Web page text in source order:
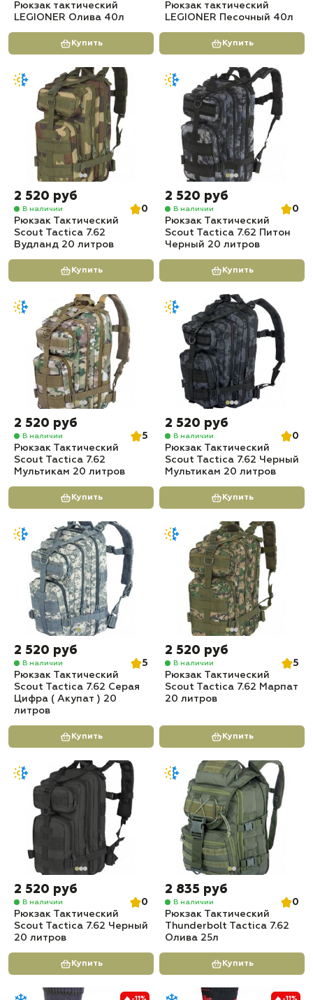
Рюкзак тактический
LEGIONER Олива 40л
Купить
Рюкзак тактический
LEGIONER Песочный 40л
Купить
2 520 руб
В наличии
0
Рюкзак Тактический
Scout Tactica 7.62
Вудланд 20 литров
Купить
2 520 руб
В наличии
0
Рюкзак Тактический
Scout Tactica 7.62 Питон
Черный 20 литров
Купить
2 520 руб
В наличии
5
Рюкзак Тактический
Scout Tactica 7.62
Мультикам 20 литров
Купить
2 520 руб
В наличии
0
Рюкзак Тактический
Scout Tactica 7.62 Черный
Мультикам 20 литров
Купить
2 520 руб
В наличии
5
Рюкзак Тактический
Scout Tactica 7.62 Серая
Цифра ( Акупат ) 20
литров
Купить
2 520 руб
В наличии
5
Рюкзак Тактический
Scout Tactica 7.62 Марпат
20 литров
Купить
2 520 руб
В наличии
0
Рюкзак Тактический
Scout Tactica 7.62 Черный
20 литров
Купить
2 835 руб
В наличии
0
Рюкзак Тактический
Thunderbolt Tactica 7.62
Олива 25л
Купить
-11% -11%